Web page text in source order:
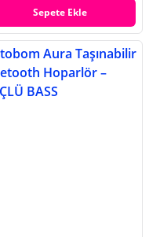
Sepete Ekle